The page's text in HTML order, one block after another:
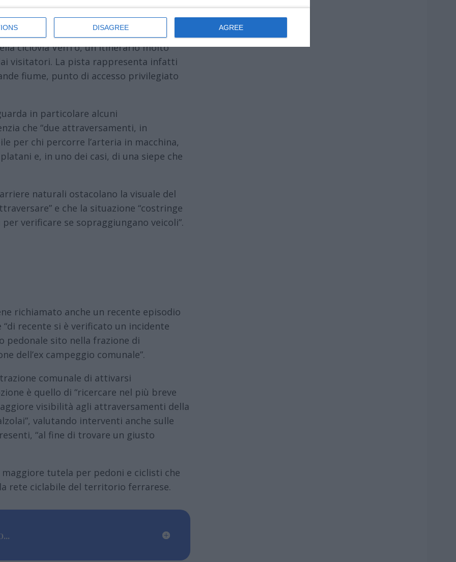
DISAGREE AGREE
Calzolai, nelle frazioni di Malborghetto di
ciclovia VenTo, un itinerario molto
visitatori. La pista rappresenta infatti
fiume, punto di accesso privilegiato
in particolare alcuni
che “due attraversamenti, in
per chi percorre l’arteria in macchina,
e, in uno dei casi, di una siepe che
naturali ostacolano la visuale del
e che la situazione “costringe
verificare se sopraggiungano veicoli”.
richiamato anche un recente episodio
recente si è verificato un incidente
pedonale sito nella frazione di
dell’ex campeggio comunale”.
comunale di attivarsi
è quello di “ricercare nel più breve
visibilità agli attraversamenti della
valutando interventi anche sulle
“al fine di trovare un giusto
tutela per pedoni e ciclisti che
rete ciclabile del territorio ferrarese.